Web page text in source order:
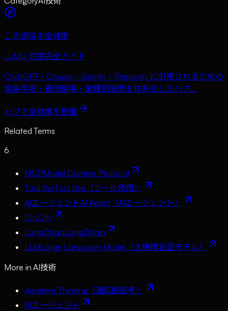
この領域の全体像
LLMO 対策完全ガイド
ChatGPT・Claude・Gemini・Perplexity に引用されるための
実装手順・費用相場・業種別事例を体系化したハブ。
ハブで全体像を把握
Related Terms
6
MCPModel Context Protocol
Tool UseTool Use（ツール使用）
AIエージェントAI Agent（AIエージェント）
DifyDify
LangChainLangChain
LLMLarge Language Model（大規模言語モデル）
More inAI技術
Adaptive Thinking（適応的思考）
AIエージェント